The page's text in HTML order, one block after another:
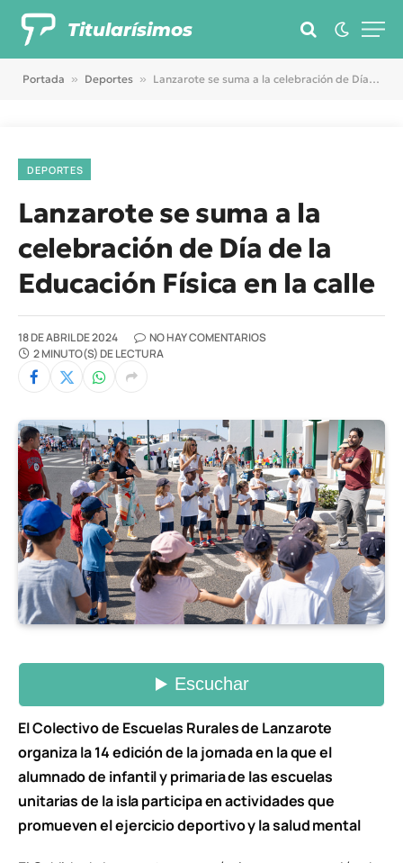
Titularísimos
Portada » Deportes » Lanzarote se suma a la celebración de Día de la Educación Física en la calle
DEPORTES
Lanzarote se suma a la
celebración de Día de la
Educación Física en la calle
18 DE ABRIL DE 2024
NO HAY COMENTARIOS
2 MINUTO(S) DE LECTURA
El Colectivo de Escuelas Rurales de Lanzarote
organiza la 14 edición de la jornada en la que el
alumnado de infantil y primaria de las escuelas
unitarias de la isla participa en actividades que
promueven el ejercicio deportivo y la salud mental